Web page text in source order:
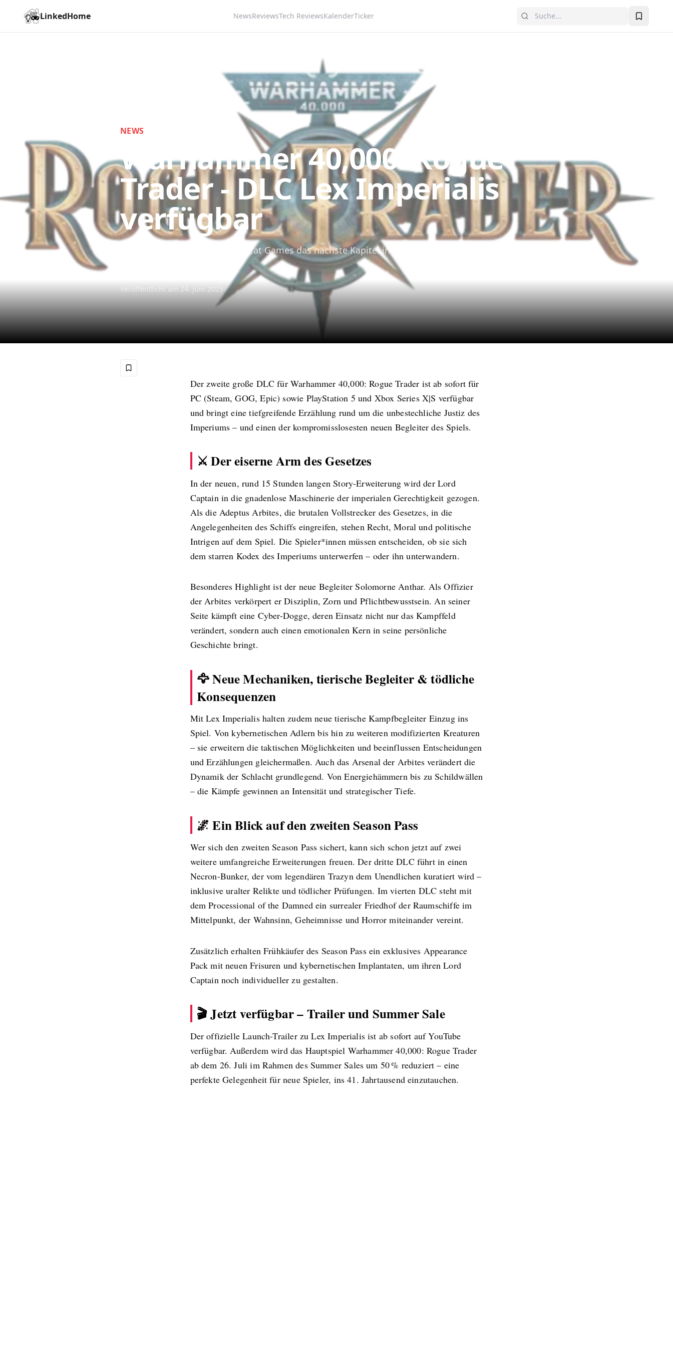
LinkedHome NewsReviewsTech ReviewsKalenderTicker
NEWS
Warhammer 40,000: Rogue
Trader - DLC Lex Imperialis
verfügbar
Mit Lex Imperialis schlägt Owlcat Games das nächste Kapitel in der düsteren
Veröffentlicht am24. Juni 2025
Der zweite große DLC für Warhammer 40,000: Rogue Trader ist ab sofort für
PC (Steam, GOG, Epic) sowie PlayStation 5 und Xbox Series X|S verfügbar
und bringt eine tiefgreifende Erzählung rund um die unbestechliche Justiz des
Imperiums – und einen der kompromisslosesten neuen Begleiter des Spiels.
⚔️ Der eiserne Arm des Gesetzes
In der neuen, rund 15 Stunden langen Story-Erweiterung wird der Lord
Captain in die gnadenlose Maschinerie der imperialen Gerechtigkeit gezogen.
Als die Adeptus Arbites, die brutalen Vollstrecker des Gesetzes, in die
Angelegenheiten des Schiffs eingreifen, stehen Recht, Moral und politische
Intrigen auf dem Spiel. Die Spieler*innen müssen entscheiden, ob sie sich
dem starren Kodex des Imperiums unterwerfen – oder ihn unterwandern.
Besonderes Highlight ist der neue Begleiter Solomorne Anthar. Als Offizier
der Arbites verkörpert er Disziplin, Zorn und Pflichtbewusstsein. An seiner
Seite kämpft eine Cyber-Dogge, deren Einsatz nicht nur das Kampffeld
verändert, sondern auch einen emotionalen Kern in seine persönliche
Geschichte bringt.
🦅 Neue Mechaniken, tierische Begleiter & tödliche
Konsequenzen
Mit Lex Imperialis halten zudem neue tierische Kampfbegleiter Einzug ins
Spiel. Von kybernetischen Adlern bis hin zu weiteren modifizierten Kreaturen
– sie erweitern die taktischen Möglichkeiten und beeinflussen Entscheidungen
und Erzählungen gleichermaßen. Auch das Arsenal der Arbites verändert die
Dynamik der Schlacht grundlegend. Von Energiehämmern bis zu Schildwällen
– die Kämpfe gewinnen an Intensität und strategischer Tiefe.
🌌 Ein Blick auf den zweiten Season Pass
Wer sich den zweiten Season Pass sichert, kann sich schon jetzt auf zwei
weitere umfangreiche Erweiterungen freuen. Der dritte DLC führt in einen
Necron-Bunker, der vom legendären Trazyn dem Unendlichen kuratiert wird –
inklusive uralter Relikte und tödlicher Prüfungen. Im vierten DLC steht mit
dem Processional of the Damned ein surrealer Friedhof der Raumschiffe im
Mittelpunkt, der Wahnsinn, Geheimnisse und Horror miteinander vereint.
Zusätzlich erhalten Frühkäufer des Season Pass ein exklusives Appearance
Pack mit neuen Frisuren und kybernetischen Implantaten, um ihren Lord
Captain noch individueller zu gestalten.
🎬 Jetzt verfügbar – Trailer und Summer Sale
Der offizielle Launch-Trailer zu Lex Imperialis ist ab sofort auf YouTube
verfügbar. Außerdem wird das Hauptspiel Warhammer 40,000: Rogue Trader
ab dem 26. Juli im Rahmen des Summer Sales um 50 % reduziert – eine
perfekte Gelegenheit für neue Spieler, ins 41. Jahrtausend einzutauchen.